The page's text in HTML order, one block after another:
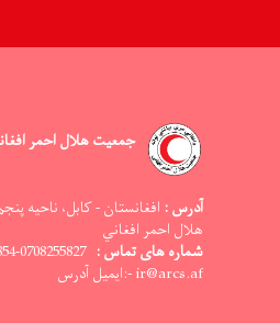
جمعیت هلال احمر
آدرس : افغانستان - کابل، ناحيه
هلال احمر افغاني
شماره های تماس : 0708255827-0708255854
ir@arcs.af -:ایمیل آدرس